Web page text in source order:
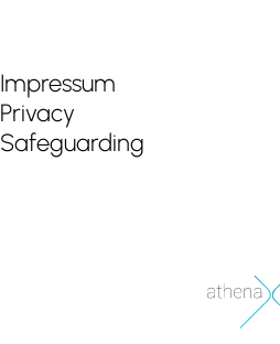
Impressum
Privacy
Safeguarding